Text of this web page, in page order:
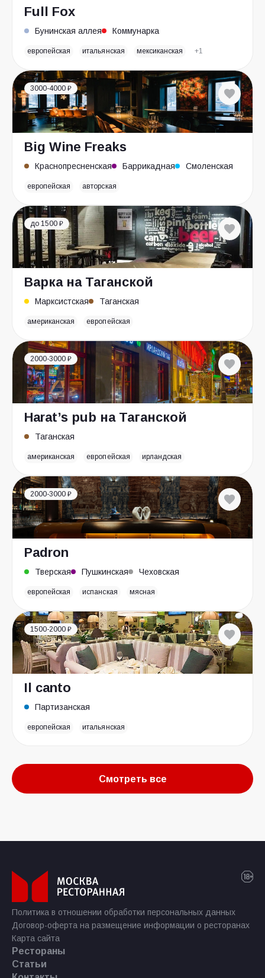
Full Fox
Бунинская аллея Коммунарка
европейская итальянская мексиканская +1
3000-4000 ₽
Big Wine Freaks
Краснопресненская Баррикадная Смоленская
европейская авторская
до 1500 ₽
Варка на Таганской
Марксистская Таганская
американская европейская
2000-3000 ₽
Harat’s pub на Таганской
Таганская
американская европейская ирландская
2000-3000 ₽
Padron
Тверская Пушкинская Чеховская
европейская испанская мясная
1500-2000 ₽
Il canto
Партизанская
европейская итальянская
Смотреть все
Политика в отношении обработки персональных данных
Договор-оферта на размещение информации о ресторанах
Карта сайта
Рестораны
Статьи